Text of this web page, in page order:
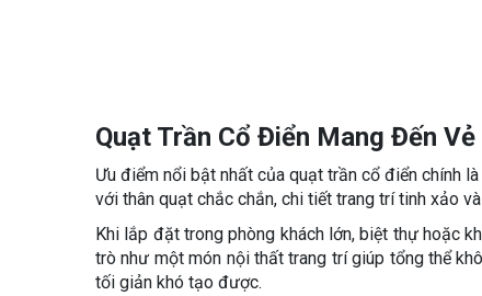
Quạt Trần Cổ Điển Mang Đến
Ưu điểm nổi bật nhất của quạt trần cổ điển chính
với thân quạt chắc chắn, chi tiết trang trí tinh xảo
Khi lắp đặt trong phòng khách lớn, biệt thự hoặc
trò như một món nội thất trang trí giúp tổng thể
tối giản khó tạo được.